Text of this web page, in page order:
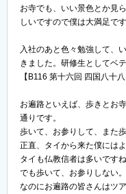
お寺でも、いい景色とか見
しいですので僕は大満足です
入社のあと色々勉強して、
きました。研修生としてベ
【B116 第十六回 四国八十
お遍路といえば、歩きとお
通りです。
歩いて、お参りして、また
正直、タイから来た僕には
タイも仏教信者は多いですね
でも歩いて、お参りしない。
なのにお遍路の皆さんはツ